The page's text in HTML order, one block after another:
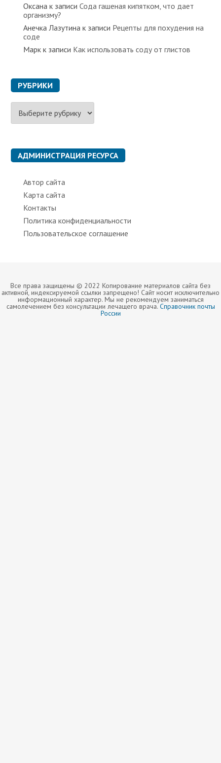
Оксана к записиСода гашеная кипятком, что дает
организму?
Анечка Лазутина к записи Рецепты для похудения на
соде
Марк к записи Как использовать соду от глистов
РУБРИКИ
Р
б
к
и АДМИНИСТРАЦИЯ РЕСУРСА
Автор сайта
Карта сайта
Контакты
Политика конфиденциальности
Пользовательское соглашение
Все права защищены © 2022 Копирование материалов сайта без
активной, индексируемой ссылки запрещено! Сайт носит исключительно
информационный характер. Мы не рекомендуем заниматься
самолечением без консультации лечащего врача.Справочник почты
России